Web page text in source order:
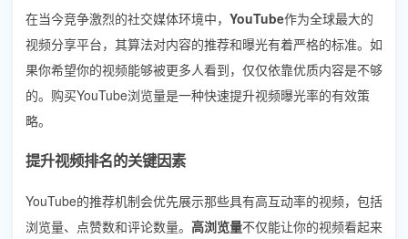
在当今竞争激烈的社交媒体环境中， YouTube作为全球最大的
视频分享平台，其算法对内容的推荐和曝光有着严格的标准。如
果你希望你的视频能够被更多人看到，仅仅依靠优质内容是不够
的。购买YouTube浏览量是一种快速提升视频曝光率的有效策
略。
提升视频排名的关键因素
YouTube的推荐机制会优先展示那些具有高互动率的视频，包括
浏览量、点赞数和评论数量。 高浏览量不仅能让你的视频看起来